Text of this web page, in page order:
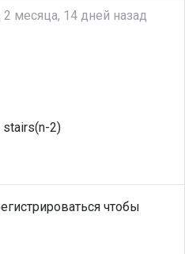
2 месяца, 14 дней назад
stairs(n-2)
чтобы